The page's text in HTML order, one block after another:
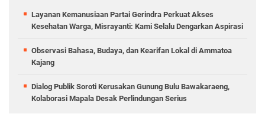
Layanan Kemanusiaan Partai Gerindra Perkuat Akses
Kesehatan Warga, Misrayanti: Kami Selalu Dengarkan Aspirasi
Observasi Bahasa, Budaya, dan Kearifan Lokal di Ammatoa
Kajang
Dialog Publik Soroti Kerusakan Gunung Bulu Bawakaraeng,
Kolaborasi Mapala Desak Perlindungan Serius